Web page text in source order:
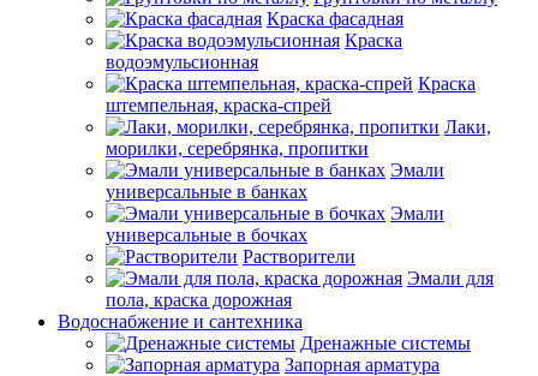
Краска фасадная
Краска
водоэмульсионная
Краска
штемпельная, краска-спрей
Лаки,
морилки, серебрянка, пропитки
Эмали
универсальные в банках
Эмали
универсальные в бочках
Растворители
Эмали для
пола, краска дорожная
Водоснабжение и сантехника
Дренажные системы
Запорная арматура